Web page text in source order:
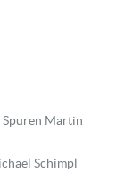
Spuren Martin
Schimpl